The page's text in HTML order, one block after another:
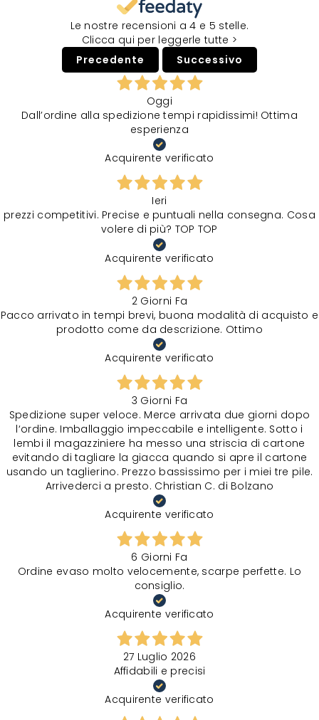
Le nostre recensioni a 4 e 5 stelle.
Clicca qui per leggerle tutte >
Precedente
Successivo
Oggi
Dall’ordine alla spedizione tempi rapidissimi! Ottima
esperienza
Acquirente verificato
Ieri
prezzi competitivi. Precise e puntuali nella consegna. Cosa
volere di più? TOP TOP
Acquirente verificato
2 Giorni Fa
Pacco arrivato in tempi brevi, buona modalità di acquisto e
prodotto come da descrizione. Ottimo
Acquirente verificato
3 Giorni Fa
Spedizione super veloce. Merce arrivata due giorni dopo
l‘ordine. Imballaggio impeccabile e intelligente. Sotto i
lembi il magazziniere ha messo una striscia di cartone
evitando di tagliare la giacca quando si apre il cartone
usando un taglierino. Prezzo bassissimo per i miei tre pile.
Arrivederci a presto. Christian C. di Bolzano
Acquirente verificato
6 Giorni Fa
Ordine evaso molto velocemente, scarpe perfette. Lo
consiglio.
Acquirente verificato
27 Luglio 2026
Affidabili e precisi
Acquirente verificato